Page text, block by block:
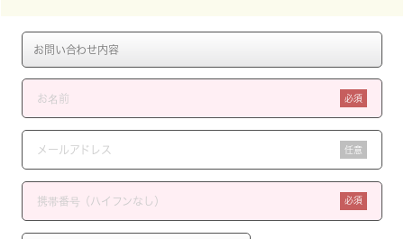
必須
任意
必須